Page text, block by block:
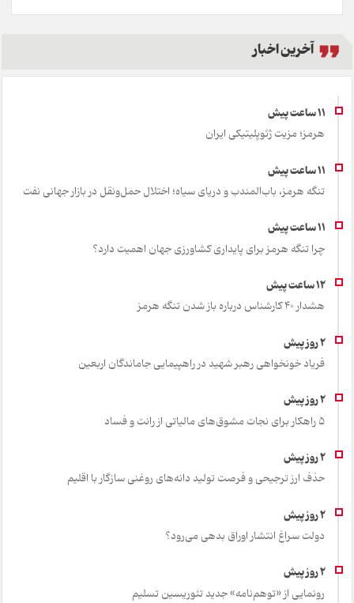
آخرین اخبار
هرمز؛ مزیت ژئوپلیتیکی ایران
تنگه هرمز، باب‌المندب و دریای سیاه؛ اختلال حمل‌ونقل در بازار جهانی نفت
چرا تنگه هرمز برای پایداری کشاورزی جهان اهمیت دارد؟
هشدار 40 کارشناس درباره باز شدن تنگه هرمز
فریاد خونخواهی رهبر شهید در راهپیمایی جاماندگان اربعین
۵ راهکار برای نجات مشوق‌های مالیاتی از رانت و فساد
حذف ارز ترجیحی و فرصت تولید دانه‌های روغنی سازگار با اقلیم
دولت سراغ انتشار اوراق بدهی می‌رود؟
رونمایی از «توهم‌نامه» جدید تئور‌یسین تسلیم